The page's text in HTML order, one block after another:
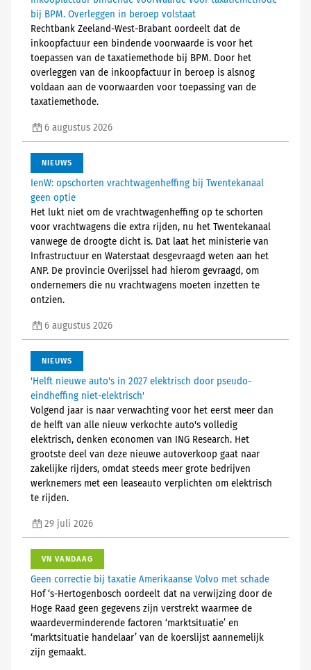
bij BPM. Overleggen in beroep volstaat
Rechtbank Zeeland-West-Brabant oordeelt dat de
inkoopfactuur een bindende voorwaarde is voor het
toepassen van de taxatiemethode bij BPM. Door het
overleggen van de inkoopfactuur in beroep is alsnog
voldaan aan de voorwaarden voor toepassing van de
taxatiemethode.
6 augustus 2026
NIEUWS
IenW: opschorten vrachtwagenheffing bij Twentekanaal
geen optie
Het lukt niet om de vrachtwagenheffing op te schorten
voor vrachtwagens die extra rijden, nu het Twentekanaal
vanwege de droogte dicht is. Dat laat het ministerie van
Infrastructuur en Waterstaat desgevraagd weten aan het
ANP. De provincie Overijssel had hierom gevraagd, om
ondernemers die nu vrachtwagens moeten inzetten te
ontzien.
6 augustus 2026
NIEUWS
'Helft nieuwe auto's in 2027 elektrisch door pseudo-
eindheffing niet-elektrisch'
Volgend jaar is naar verwachting voor het eerst meer dan
de helft van alle nieuw verkochte auto's volledig
elektrisch, denken economen van ING Research. Het
grootste deel van deze nieuwe autoverkoop gaat naar
zakelijke rijders, omdat steeds meer grote bedrijven
werknemers met een leaseauto verplichten om elektrisch
te rijden.
29 juli 2026
VN VANDAAG
Geen correctie bij taxatie Amerikaanse Volvo met schade
Hof ‘s-Hertogenbosch oordeelt dat na verwijzing door de
Hoge Raad geen gegevens zijn verstrekt waarmee de
waardeverminderende factoren ‘marktsituatie’ en
‘marktsituatie handelaar’ van de koerslijst aannemelijk
zijn gemaakt.